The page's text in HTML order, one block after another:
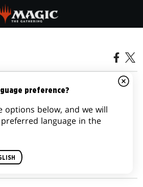
preference?
options below, and we will
language in the